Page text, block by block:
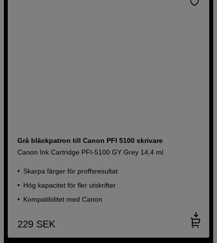
Grå bläckpatron till Canon PFI 5100 skrivare
Canon Ink Cartridge PFI-5100 GY Grey 14,4 ml
Skarpa färger för proffsresultat
Hög kapacitet för fler utskrifter
Kompatibilitet med Canon
229 SEK